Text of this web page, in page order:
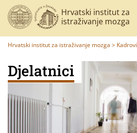
Hrvatski institut za
istraživanje mozga
Hrvatski institut za istraživanje mozga > Kadrovi
Djelatnici